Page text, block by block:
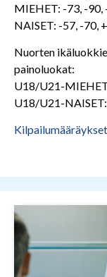
MIEHET: -73, -90,
NAISET: -57, -70,
Nuorten
painoluokat:
U18/U21-
U18/U21-